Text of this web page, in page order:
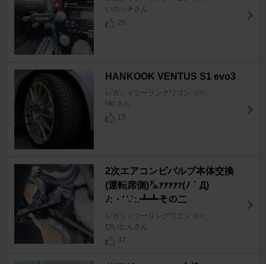
いのッチさん
20
HANKOOK VENTUS S1 evo3
レガシィツーリングワゴン
hkr.さん
15
2次エアコンビバルブ本体交換
(運転席側)㌦ｧｧｧｧｧ(ﾉ｀Д)
ﾉ:・'∵:.┻┻その二
レガシィツーリングワゴン
ぴいたんさん
37